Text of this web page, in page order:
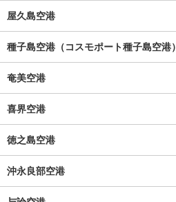
屋久島空港
種子島空港（コスモポート種子島空港）
奄美空港
喜界空港
徳之島空港
沖永良部空港